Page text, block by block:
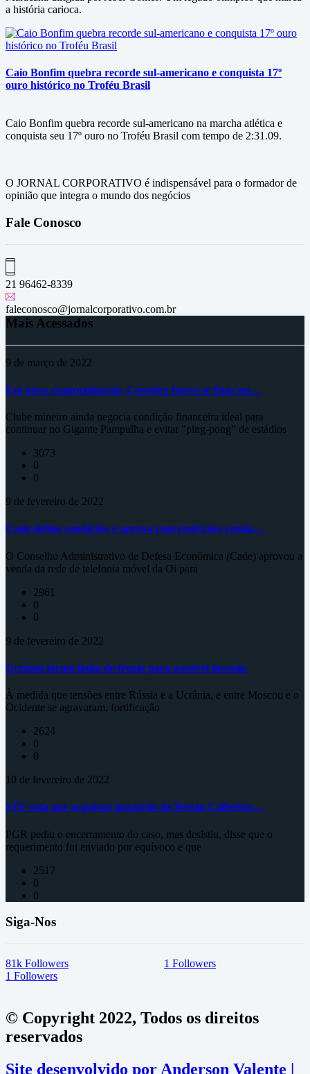
a história carioca.
Caio Bonfim quebra recorde sul-americano e conquista 17º
ouro histórico no Troféu Brasil
Caio Bonfim quebra recorde sul-americano na marcha atlética e
conquista seu 17º ouro no Troféu Brasil com tempo de 2:31.09.
O JORNAL CORPORATIVO é indispensável para o formador de
opinião que integra o mundo dos negócios
Fale Conosco
21 96462-8339
faleconosco@jornalcorporativo.com.br
Mais Acessados
9 de março de 2022
Em nova reaproximação, Cruzeiro busca se fixar no…
Clube mineiro ainda negocia condição financeira ideal para
continuar no Gigante Pampulha e evitar "ping-pong" de estádios
3073
0
0
9 de fevereiro de 2022
Cade define condições e aprova com restrições venda…
O Conselho Administrativo de Defesa Econômica (Cade) aprovou a
venda da rede de telefonia móvel da Oi para
2961
0
0
9 de fevereiro de 2022
Ucrânia forma linha de frente para possível invasão
À medida que tensões entre Rússia e a Ucrânia, e entre Moscou e o
Ocidente se agravaram, fortificação
2624
0
0
10 de fevereiro de 2022
STF vota por arquivar inquérito de Renan Calheiros…
PGR pediu o encerramento do caso, mas desistiu, disse que o
requerimento foi enviado por equívoco e que
2517
0
0
Siga-Nos
81k Followers 1 Followers
1 Followers
© Copyright 2022, Todos os direitos
reservados
Site desenvolvido por Anderson Valente |